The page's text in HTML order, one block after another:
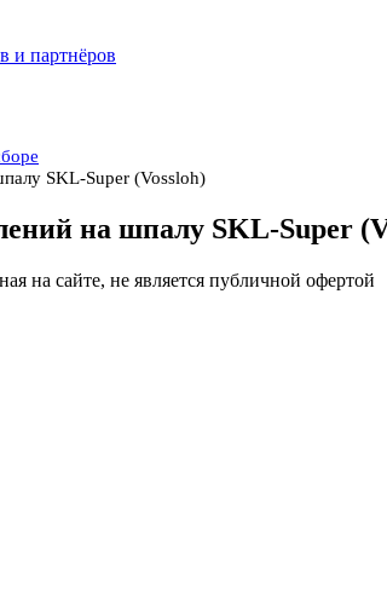
и партнёров
SKL-Super (Vossloh)
на шпалу SKL-Super
на сайте, не является публичной офертой